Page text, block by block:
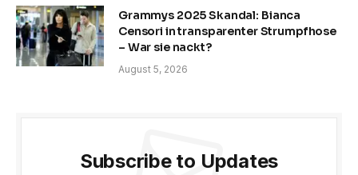
Grammys 2025 Skandal: Bianca
Censori in transparenter Strumpfhose
– War sie nackt?
August 5, 2026
Subscribe to Updates